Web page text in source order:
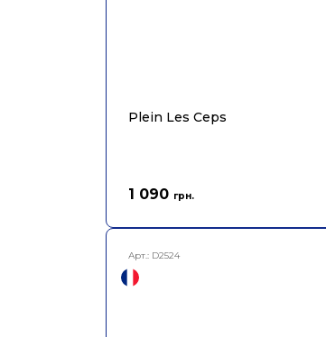
Plein Les Ceps
1 090 грн.
Арт.: D2524